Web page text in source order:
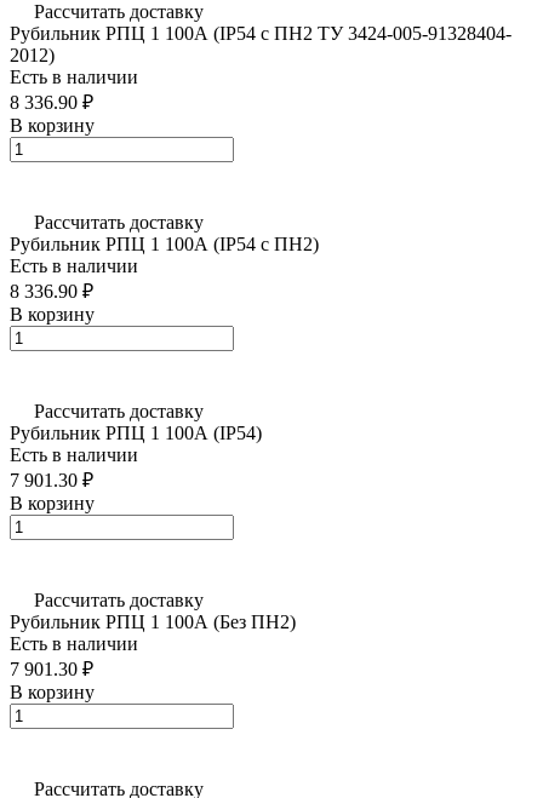
Рассчитать доставку
Рубильник РПЦ 1 100А (IP54 с ПН2 ТУ 3424-005-91328404-
2012)
Есть в наличии
8 336.90 ₽
В корзину
Рассчитать доставку
Рубильник РПЦ 1 100А (IP54 с ПН2)
Есть в наличии
8 336.90 ₽
В корзину
Рассчитать доставку
Рубильник РПЦ 1 100А (IP54)
Есть в наличии
7 901.30 ₽
В корзину
Рассчитать доставку
Рубильник РПЦ 1 100А (Без ПН2)
Есть в наличии
7 901.30 ₽
В корзину
Рассчитать доставку